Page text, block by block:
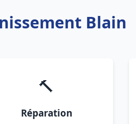
Blain
🔨
Réparation